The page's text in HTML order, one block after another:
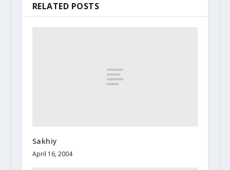
RELATED POSTS
Sakhiy
April 16, 2004